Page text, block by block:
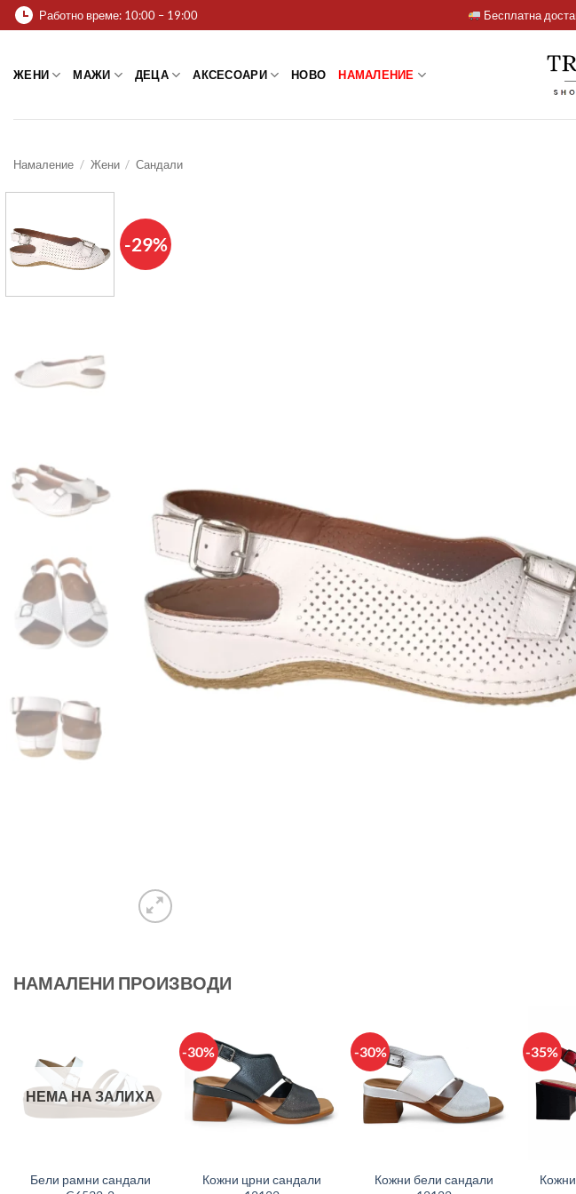
Skip
to
Работно време: 10:00 – 19:00 Бесплатна
ЖЕНИ МАЖИ ДЕЦА АКСЕСОАРИ НОВО НАМАЛЕНИЕ
Намаление / Жени / Сандали
-29%
НАМАЛЕНИ ПРОИЗВОДИ
НЕМА НА ЗАЛИХА
Бели рамни сандали
-30%
Кожни црни сандали
-30%
Кожни бели сандали
-35%